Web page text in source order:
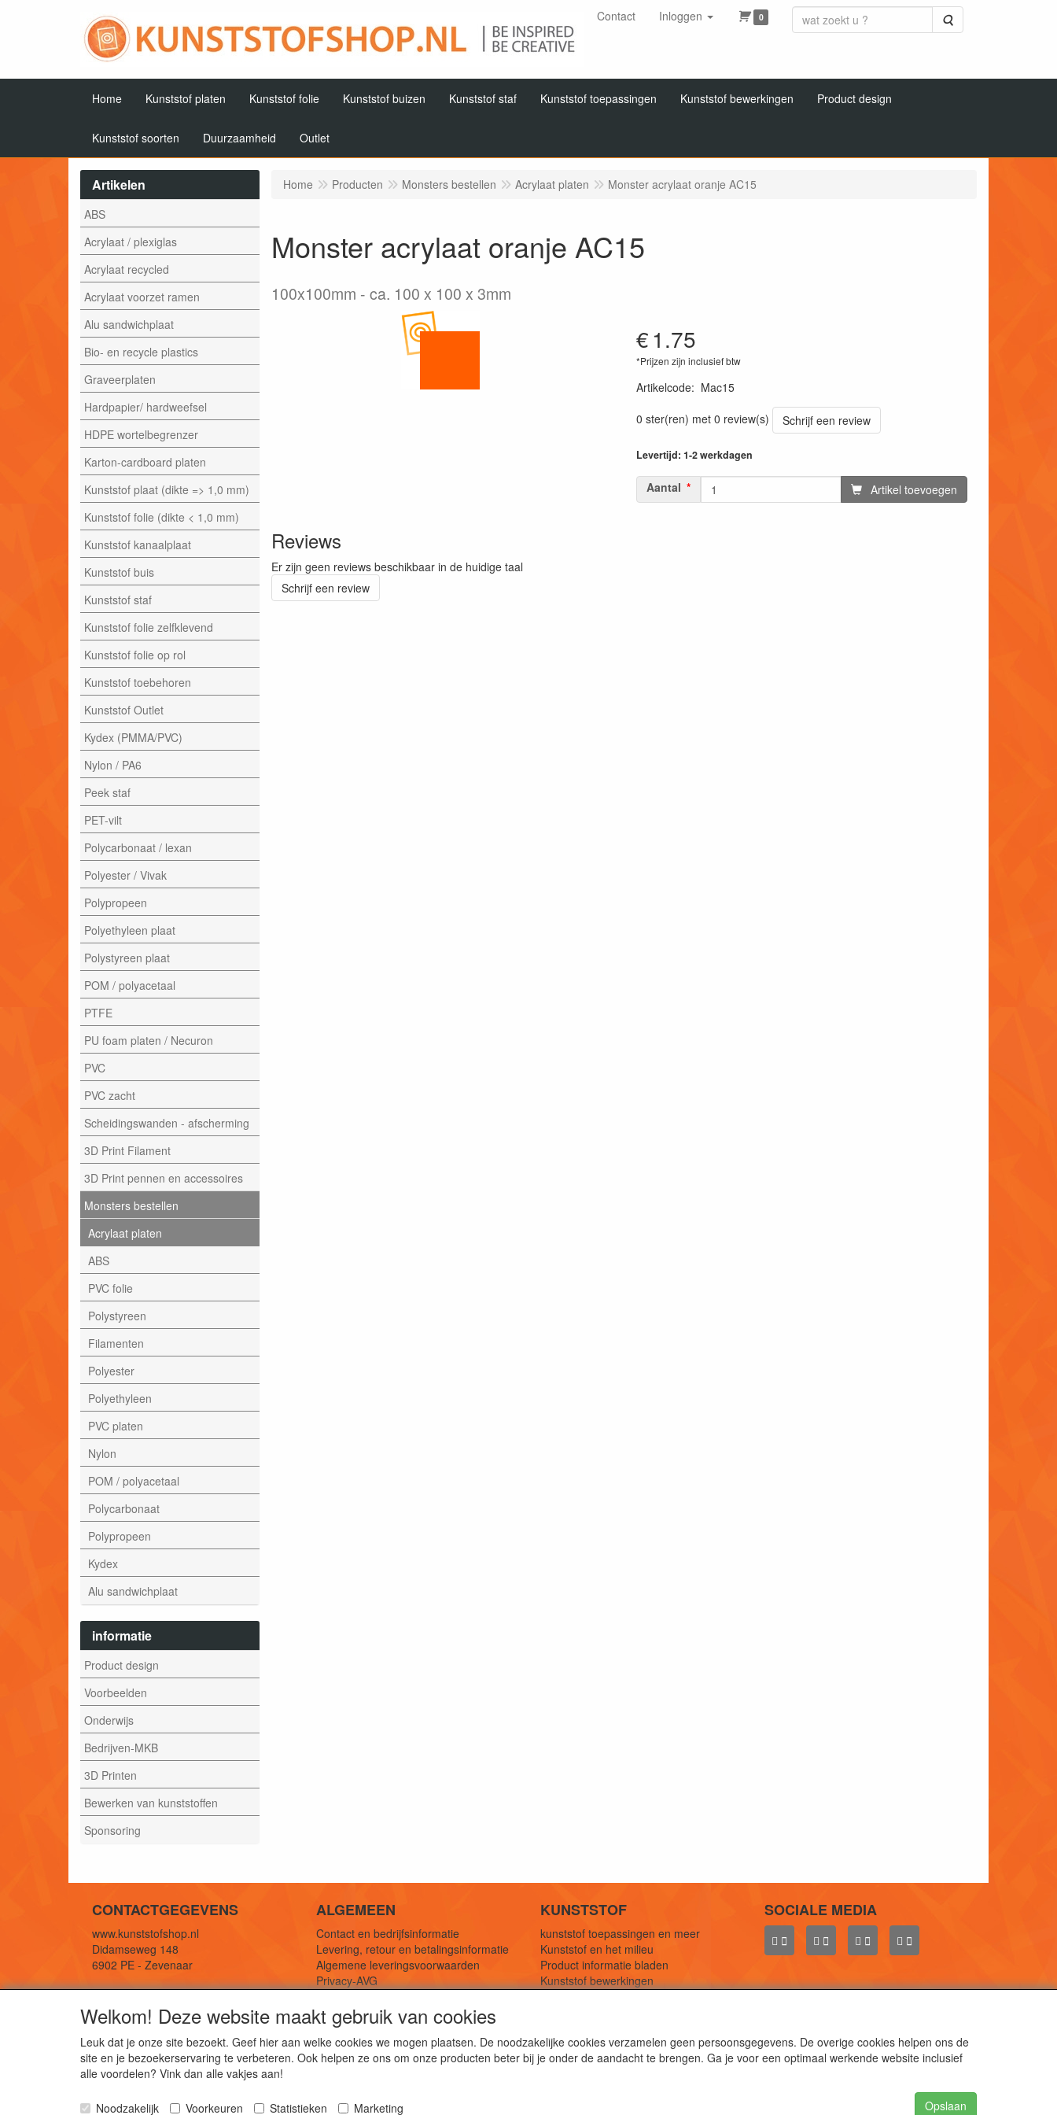
Contact Inloggen 0 Zoeken
Home Kunststof platen Kunststof folie Kunststof buizen Kunststof staf Kunststof toepassingen Kunststof bewerkingen Product design
Kunststof soorten Duurzaamheid Outlet
Artikelen
ABS
Acrylaat / plexiglas
Acrylaat recycled
Acrylaat voorzet ramen
Alu sandwichplaat
Bio- en recycle plastics
Graveerplaten
Hardpapier/ hardweefsel
HDPE wortelbegrenzer
Karton-cardboard platen
Kunststof plaat (dikte => 1,0 mm)
Kunststof folie (dikte < 1,0 mm)
Kunststof kanaalplaat
Kunststof buis
Kunststof staf
Kunststof folie zelfklevend
Kunststof folie op rol
Kunststof toebehoren
Kunststof Outlet
Kydex (PMMA/PVC)
Nylon / PA6
Peek staf
PET-vilt
Polycarbonaat / lexan
Polyester / Vivak
Polypropeen
Polyethyleen plaat
Polystyreen plaat
POM / polyacetaal
PTFE
PU foam platen / Necuron
PVC
PVC zacht
Scheidingswanden - afscherming
3D Print Filament
3D Print pennen en accessoires
Monsters bestellen
Acrylaat platen
ABS
PVC folie
Polystyreen
Filamenten
Polyester
Polyethyleen
PVC platen
Nylon
POM / polyacetaal
Polycarbonaat
Polypropeen
Kydex
Alu sandwichplaat
informatie
Product design
Voorbeelden
Onderwijs
Bedrijven-MKB
3D Printen
Bewerken van kunststoffen
Sponsoring
Home Producten Monsters bestellen Acrylaat platen Monster acrylaat oranje AC15
Monster acrylaat oranje AC15
100x100mm ca. 100 x 100 x 3mm
€1.75
*Prijzen zijn inclusief btw
Artikelcode: Mac15
0 ster(ren) met 0 review(s)
Schrijf een review
Levertijd: 1-2 werkdagen
Aantal Artikel toevoegen
Reviews
Er zijn geen reviews beschikbaar in de huidige taal
Schrijf een review
CONTACTGEGEVENS
www.kunststofshop.nl
Didamseweg 148
6902 PE - Zevenaar
Telefoon: +31 (0) 316 241 994
ALGEMEEN
Contact en bedrijfsinformatie
Levering, retour en betalingsinformatie
Algemene leveringsvoorwaarden
Privacy-AVG
KUNSTSTOF
kunststof toepassingen en meer
Kunststof en het milieu
Product informatie bladen
Kunststof bewerkingen
SOCIALE MEDIA
De webshop voor kunststof platen, folies, buizen en staf materiaal.
Welkom! Deze website maakt gebruik van cookies
Leuk dat je onze site bezoekt. Geef hier aan welke cookies we mogen plaatsen. De noodzakelijke cookies verzamelen geen persoonsgegevens. De overige cookies helpen ons de
site en je bezoekerservaring te verbeteren. Ook helpen ze ons om onze producten beter bij je onder de aandacht te brengen. Ga je voor een optimaal werkende website inclusief
alle voordelen? Vink dan alle vakjes aan!
Noodzakelijk Voorkeuren Statistieken Marketing Opslaan